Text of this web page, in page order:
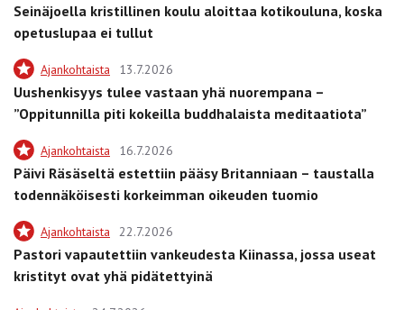
Seinäjoella kristillinen koulu aloittaa kotikouluna, koska
opetuslupaa ei tullut
Ajankohtaista 13.7.2026
Uushenkisyys tulee vastaan yhä nuorempana –
”Oppitunnilla piti kokeilla buddhalaista meditaatiota”
Ajankohtaista 16.7.2026
Päivi Räsäseltä estettiin pääsy Britanniaan – taustalla
todennäköisesti korkeimman oikeuden tuomio
Ajankohtaista 22.7.2026
Pastori vapautettiin vankeudesta Kiinassa, jossa useat
kristityt ovat yhä pidätettyinä